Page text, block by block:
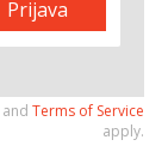
Prijava
and Terms of Service
apply.